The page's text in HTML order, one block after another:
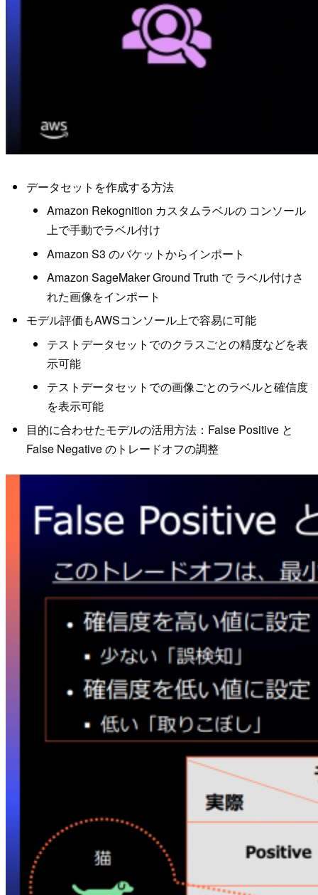
データセットを作成する方法
Amazon Rekognition カスタムラベルの コンソール
上で手動でラベル付け
Amazon S3 のバケットからインポート
Amazon SageMaker Ground Truth で ラベル付けさ
れた画像をインポート
モデル評価もAWSコンソール上で容易に可能
テストデータセットでのクラスごとの精度などを表
示可能
テストデータセットでの画像ごとのラベルと確信度
を表示可能
目的に合わせたモデルの活用方法：False Positive と
False Negative のトレードオフの調整